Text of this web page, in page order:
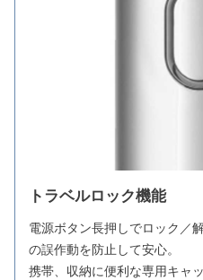
トラベルロック機能
電源ボタン長押しでロック／
の誤作動を防止して安心。
携帯、収納に便利な専用キャッ